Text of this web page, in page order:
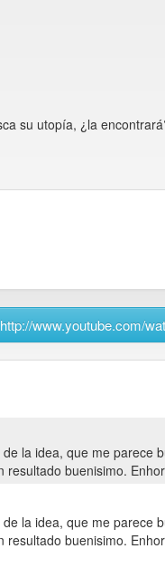
su utopía, ¿la
http://www.youtube.com/
la idea, que me
resultado buenisimo.
la idea, que me
resultado buenisimo.